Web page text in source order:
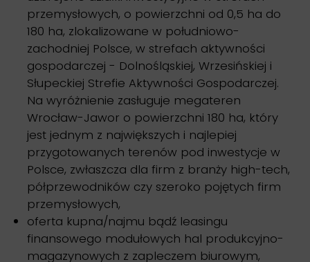
przemysłowych, o powierzchni od 0,5 ha do
180 ha, zlokalizowane w południowo-
zachodniej Polsce, w strefach aktywności
gospodarczej - Dolnośląskiej, Wrzesińskiej i
Słupeckiej Strefie Aktywności Gospodarczej.
Na wyróżnienie zasługuje megateren
Wrocław-Jawor o powierzchni 180 ha, który
jest jednym z największych i najlepiej
przygotowanych terenów pod inwestycje w
Polsce, zwłaszcza dla firm z branży high-tech,
półprzewodników czy szeroko pojętych firm
przemysłowych,
oferta kupna/najmu bądź leasingu
finansowego modułowych hal produkcyjno-
magazynowych z zapleczem biurowym,